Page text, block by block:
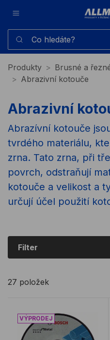
Co hledáte?
Produkty
Brusné a
Abrazivní kotouče
Abrazivní
Abrazívní kotouče
tvrdého materiálu,
zrna. Tato zrna, při
povrch, odstraňují
kotouče a velikost a
určují účel použití
Filter
27 položek
Řezný kotouč BOSCH